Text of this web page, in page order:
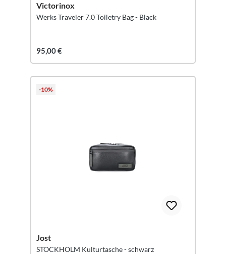
Victorinox
Werks Traveler 7.0 Toiletry Bag - Black
95,00 €
-10%
Jost
STOCKHOLM Kulturtasche - schwarz